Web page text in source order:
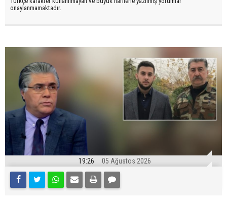
onaylanmamaktadır.
19:26 05 Ağustos 2026